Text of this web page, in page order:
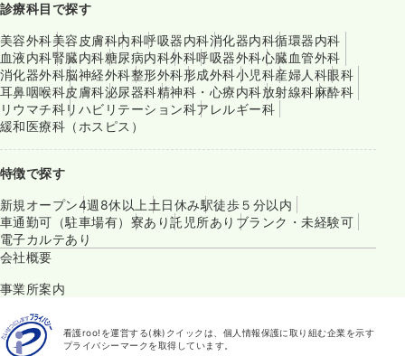
診療科目で探す
美容外科美容皮膚科内科呼吸器内科消化器内科循環器内科
血液内科腎臓内科糖尿病内科外科呼吸器外科心臓血管外科
消化器外科脳神経外科整形外科形成外科小児科産婦人科眼科
耳鼻咽喉科皮膚科泌尿器科精神科・心療内科放射線科麻酔科
リウマチ科リハビリテーション科アレルギー科
緩和医療科（ホスピス）
特徴で探す
新規オープン4週8休以上 土日休み駅徒歩５分以内
車通勤可（駐車場有） 寮あり託児所あり ブランク・未経験可
電子カルテあり
会社概要
事業所案内
看護roo!を運営する(株)クイックは、個人情報保護に取り組む企業を示す
プライバシーマークを取得しています。